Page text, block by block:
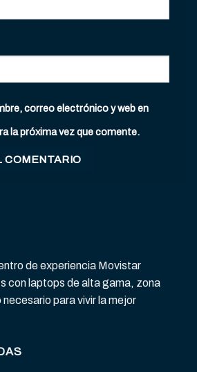
correo electrónico y web en
la próxima vez que comente.
de experiencia Movistar
con laptops de alta gama, zona
para vivir la mejor